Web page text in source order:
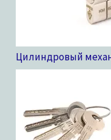
Цилиндровый